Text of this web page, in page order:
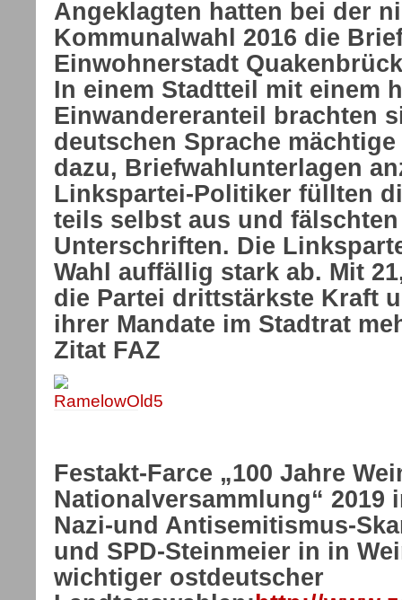
Angeklagten hatten bei der
Kommunalwahl 2016 die
Einwohnerstadt
In einem Stadtteil mit einem
Einwandereranteil brachten
deutschen Sprache
dazu, Briefwahlunterlagen
Linkspartei-Politiker füllten
teils selbst aus und
Unterschriften. Die
Wahl auffällig stark ab. Mit
die Partei drittstärkste Kraft
ihrer Mandate im Stadtrat
Zitat FAZ
Festakt-Farce „100 Jahre
Nationalversammlung“ 2019
Nazi-und Antisemitismus-
und SPD-Steinmeier in in
wichtiger ostdeutscher